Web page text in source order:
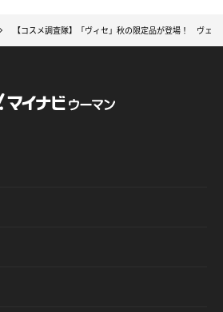
【コスメ調査隊】「ヴィセ」秋の限定品が登場！ ヴェ